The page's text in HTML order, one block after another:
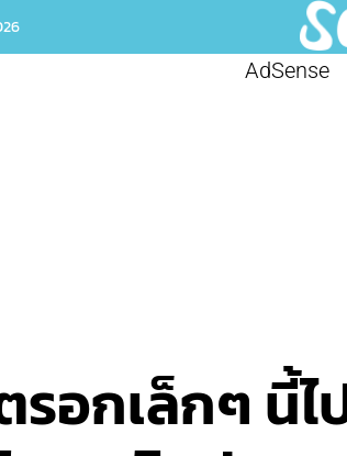
AdSense
รอกเล็กๆ นี้